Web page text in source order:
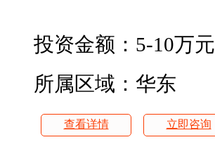
投资金额： 5-10万元
所属区域：华东
查看详情 立即咨询